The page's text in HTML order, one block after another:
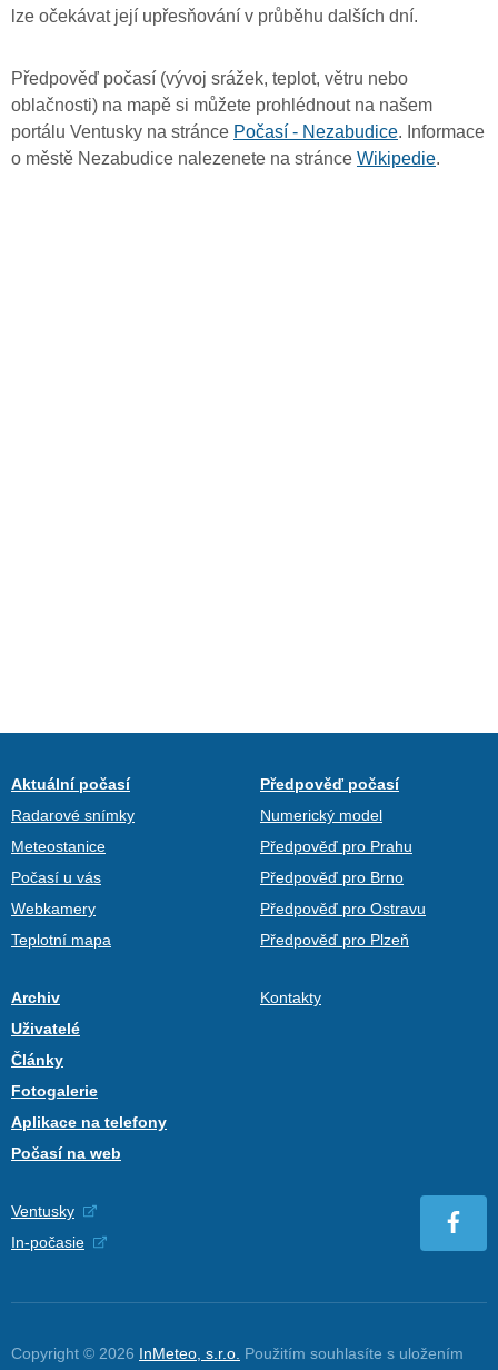
lze očekávat její upřesňování v průběhu dalších dní.
Předpověď počasí (vývoj srážek, teplot, větru nebo
oblačnosti) na mapě si můžete prohlédnout na našem
portálu Ventusky na stránce Počasí - Nezabudice. Informace
o městě Nezabudice nalezenete na stránce Wikipedie.
Aktuální počasí
Radarové snímky
Meteostanice
Počasí u vás
Webkamery
Teplotní mapa
Předpověď počasí
Numerický model
Předpověď pro Prahu
Předpověď pro Brno
Předpověď pro Ostravu
Předpověď pro Plzeň
Archiv
Uživatelé
Články
Fotogalerie
Aplikace na telefony
Počasí na web
Kontakty
Ventusky
In-počasie
Copyright © 2026 InMeteo, s.r.o. Použitím souhlasíte s uložením